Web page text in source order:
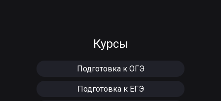
Курсы
Подготовка к ОГЭ
Подготовка к ЕГЭ